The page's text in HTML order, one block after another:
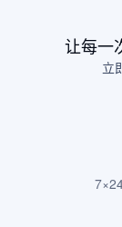
让每一
立